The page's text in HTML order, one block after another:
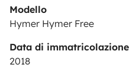
Merci et bonne route! 🚙🥾🏕️
Marie & Nicolas
Modello
Hymer Hymer Free
Data di immatricolazione
2018